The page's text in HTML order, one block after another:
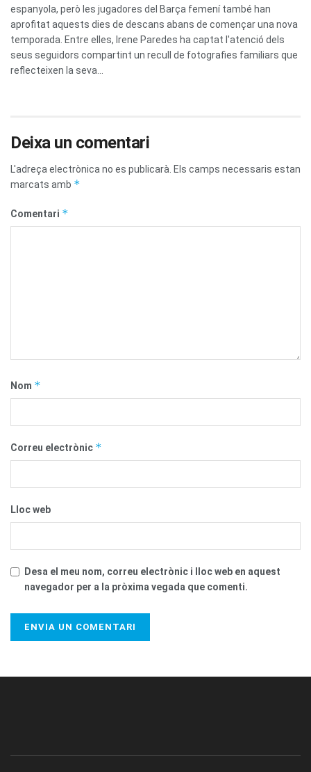
espanyola, però les jugadores del Barça femení també han
aprofitat aquests dies de descans abans de començar una nova
temporada. Entre elles, Irene Paredes ha captat l'atenció dels
seus seguidors compartint un recull de fotografies familiars que
reflecteixen la seva...
Deixa un comentari
L'adreça electrònica no es publicarà. Els camps necessaris estan
marcats amb *
Comentari *
Nom *
Correu electrònic *
Lloc web
Desa el meu nom, correu electrònic i lloc web en aquest
navegador per a la pròxima vegada que comenti.